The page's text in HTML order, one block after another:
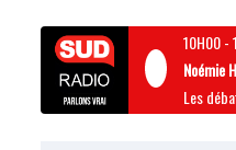
10H00-
Noémie
Les